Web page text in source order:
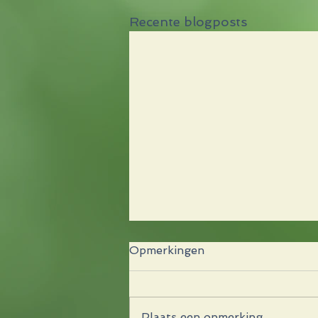
Recente blogposts
Opmerkingen